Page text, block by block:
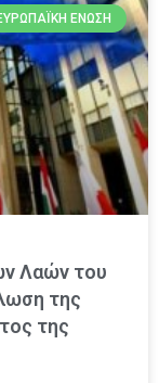
ΈΝΩΣΗ
Λαών του
της
της